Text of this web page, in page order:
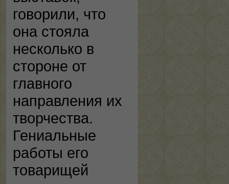
говорили, что
она стояла
несколько в
стороне от
главного
направления их
творчества.
Гениальные
работы его
товарищей